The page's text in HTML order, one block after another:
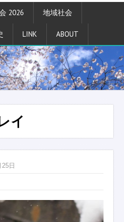
2026 地域社会
LINK ABOUT
イ
25日